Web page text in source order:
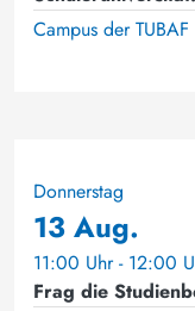
Campus der TUBAF
Donnerstag
13 Aug.
11:00 Uhr - 12:00
Frag die